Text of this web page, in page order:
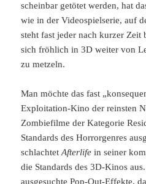
scheinbar getötet werden, hat
wie in der Videospielserie, auf
steht fast jeder nach kurzer Zeit
sich fröhlich in 3D weiter von
zu metzeln.
Man möchte das fast
Exploitation-Kino der reinsten
Zombiefilme der Kategorie
Standards des Horrorgenres
schlachtetAfterlife in seiner
die Standards des 3D-Kinos
ausgesuchte Pop-Out-Effekte,